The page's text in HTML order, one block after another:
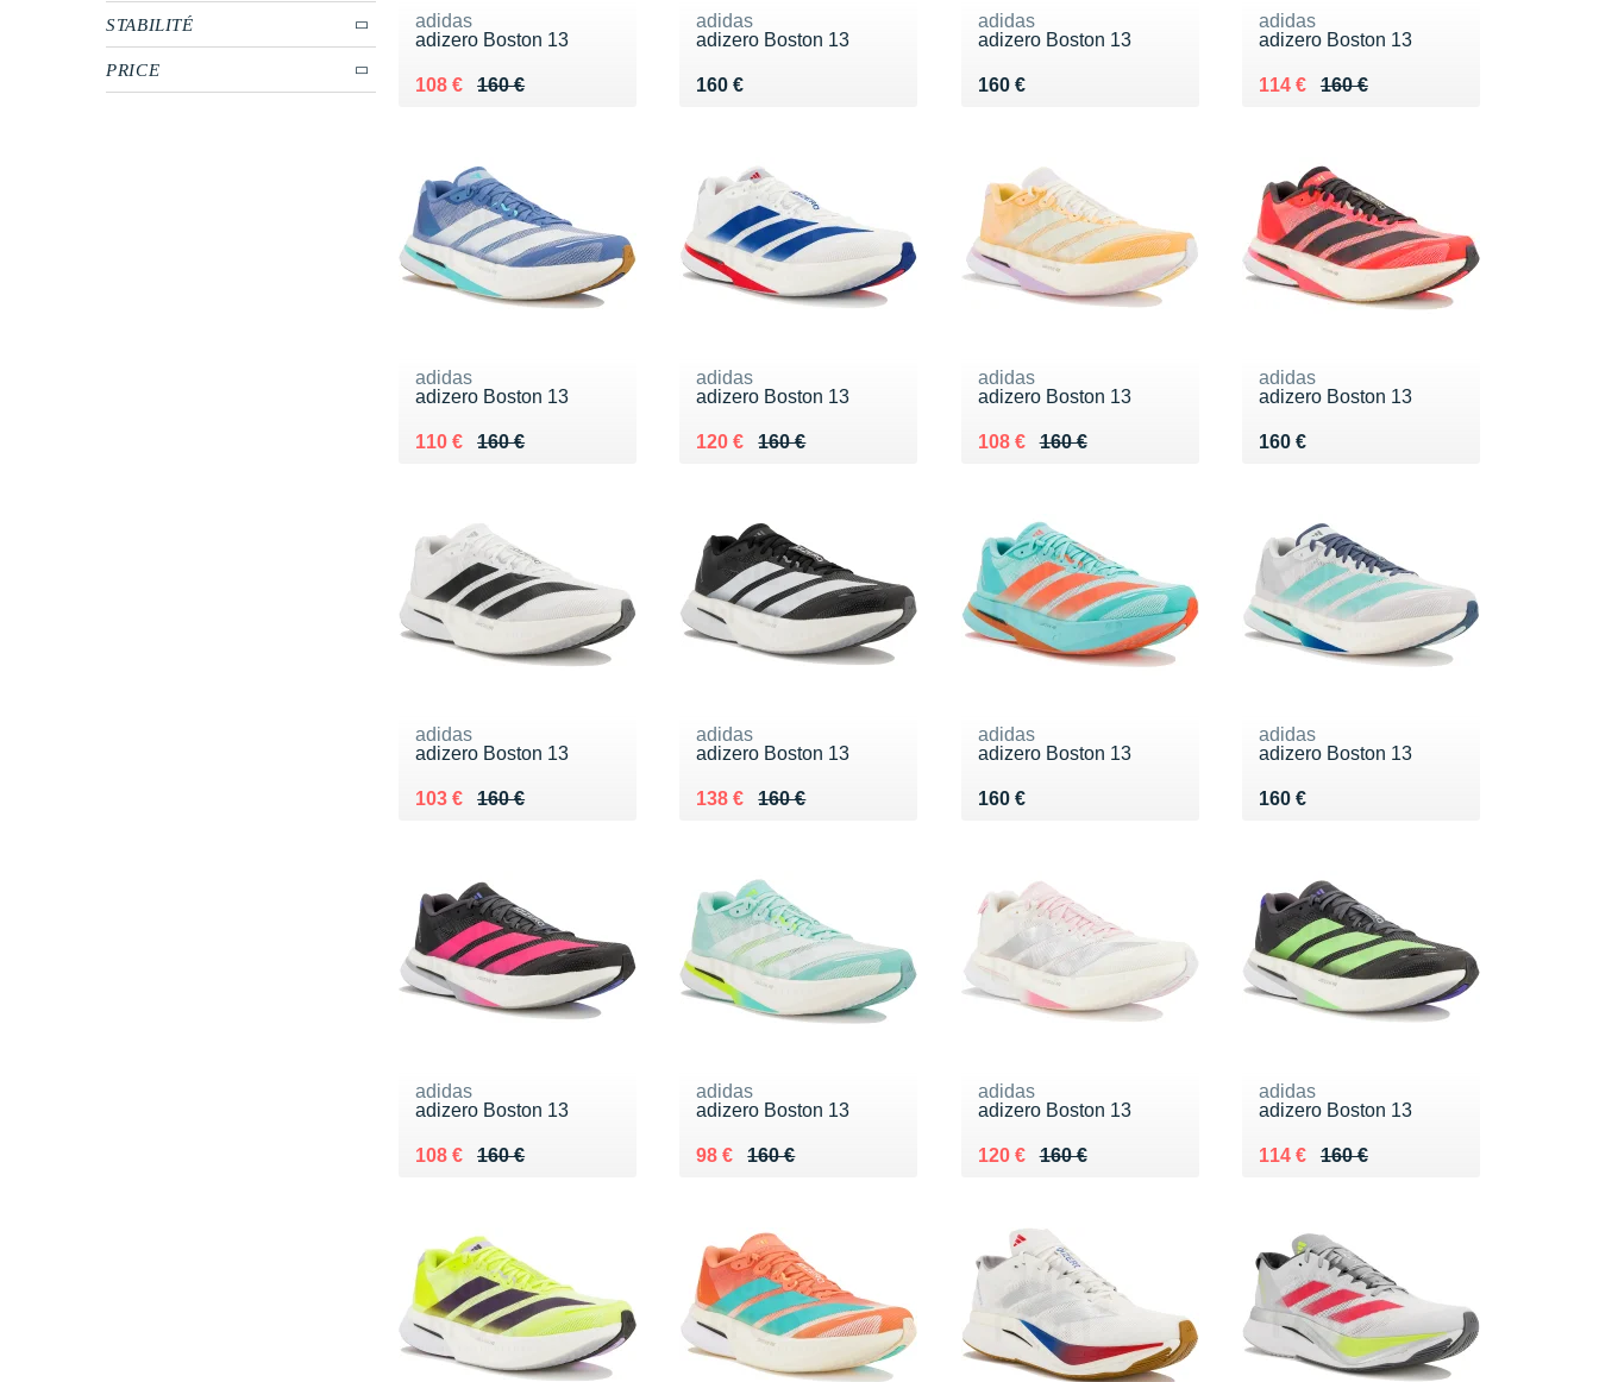
STABILITÉ
PRICE
adidas
adizero Boston 13
160 €
Au lieu de 160 €
108 €
Vendu 108 €
adidas
adizero Boston 13
160 €
Vendu 160 €
adidas
adizero Boston 13
160 €
Vendu 160 €
adidas
adizero Boston 13
160 €
Au lieu de 160 €
114 €
Vendu 114 €
adidas
adizero Boston 13
160 €
Au lieu de 160 €
110 €
Vendu 110 €
adidas
adizero Boston 13
160 €
Au lieu de 160 €
120 €
Vendu 120 €
adidas
adizero Boston 13
160 €
Au lieu de 160 €
108 €
Vendu 108 €
adidas
adizero Boston 13
160 €
Vendu 160 €
adidas
adizero Boston 13
160 €
Au lieu de 160 €
103 €
Vendu 103 €
adidas
adizero Boston 13
160 €
Au lieu de 160 €
138 €
Vendu 138 €
adidas
adizero Boston 13
160 €
Vendu 160 €
adidas
adizero Boston 13
160 €
Vendu 160 €
adidas
adizero Boston 13
160 €
Au lieu de 160 €
108 €
Vendu 108 €
adidas
adizero Boston 13
160 €
Au lieu de 160 €
98 €
Vendu 98 €
adidas
adizero Boston 13
160 €
Au lieu de 160 €
120 €
Vendu 120 €
adidas
adizero Boston 13
160 €
Au lieu de 160 €
114 €
Vendu 114 €